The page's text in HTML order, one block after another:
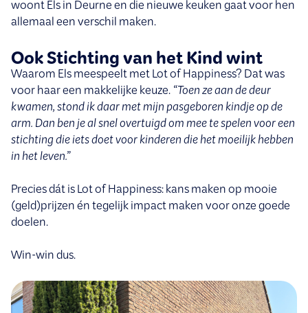
woont Els in Deurne en die nieuwe keuken gaat voor hen
allemaal een verschil maken.
Ook Stichting van het Kind wint
Waarom Els meespeelt met Lot of Happiness? Dat was
voor haar een makkelijke keuze. “Toen ze aan de deur
kwamen, stond ik daar met mijn pasgeboren kindje op de
arm. Dan ben je al snel overtuigd om mee te spelen voor een
stichting die iets doet voor kinderen die het moeilijk hebben
in het leven.”
Precies dát is Lot of Happiness: kans maken op mooie
(geld)prijzen én tegelijk impact maken voor onze goede
doelen.
Win-win dus.